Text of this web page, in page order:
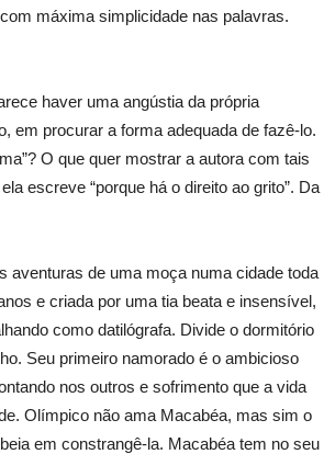
máxima simplicidade nas palavras.
haver uma angústia da própria
em procurar a forma adequada de fazê-lo.
O que quer mostrar a autora com tais
escreve “porque há o direito ao grito”. Da
aventuras de uma moça numa cidade toda
e criada por uma tia beata e insensível,
como datilógrafa. Divide o dormitório
Seu primeiro namorado é o ambicioso
nos outros e sofrimento que a vida
Olímpico não ama Macabéa, mas sim o
em constrangê-la. Macabéa tem no seu